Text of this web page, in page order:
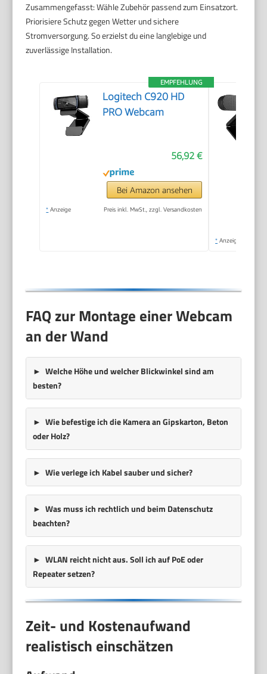
Zusammengefasst: Wähle Zubehör passend zum Einsatzort.
Priorisiere Schutz gegen Wetter und sichere
Stromversorgung. So erzielst du eine langlebige und
zuverlässige Installation.
EMPFEHLUNG
Logitech C920 HD
PRO Webcam
56,92 €
Bei Amazon ansehen
* Anzeige Preis inkl. MwSt., zzgl. Versandkosten
* Anzeige
FAQ zur Montage einer Webcam
an der Wand
Welche Höhe und welcher Blickwinkel sind am
besten?
Wie befestige ich die Kamera an Gipskarton, Beton
oder Holz?
Wie verlege ich Kabel sauber und sicher?
Was muss ich rechtlich und beim Datenschutz
beachten?
WLAN reicht nicht aus. Soll ich auf PoE oder
Repeater setzen?
Zeit- und Kostenaufwand
realistisch einschätzen